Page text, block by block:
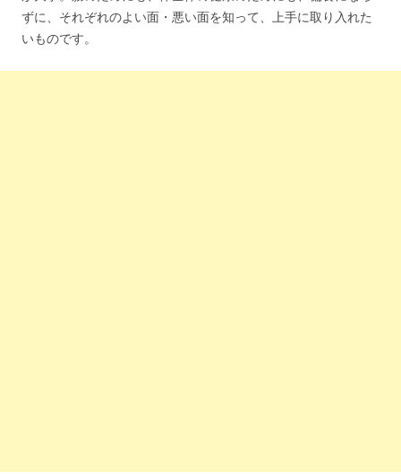
ずに、それぞれのよい面・悪い面を知って、上手に取り入れた
いものです。